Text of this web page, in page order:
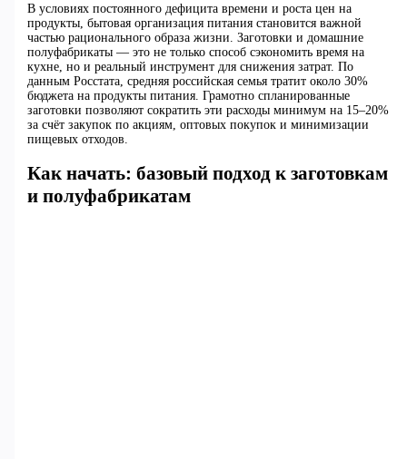
В условиях постоянного дефицита времени и роста цен на
продукты, бытовая организация питания становится важной
частью рационального образа жизни. Заготовки и домашние
полуфабрикаты — это не только способ сэкономить время на
кухне, но и реальный инструмент для снижения затрат. По
данным Росстата, средняя российская семья тратит около 30%
бюджета на продукты питания. Грамотно спланированные
заготовки позволяют сократить эти расходы минимум на 15–20%
за счёт закупок по акциям, оптовых покупок и минимизации
пищевых отходов.
Как начать: базовый подход к заготовкам
и полуфабрикатам